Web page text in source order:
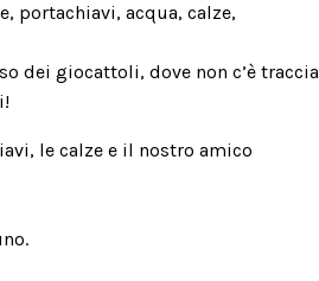
portachiavi, acqua, calze,
dei giocattoli, dove non c’è traccia
le calze e il nostro amico